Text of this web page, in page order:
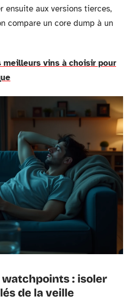
ensuite aux versions tierces,
compare un core dump à un
meilleurs vins à choisir pour
: isoler
de la veille